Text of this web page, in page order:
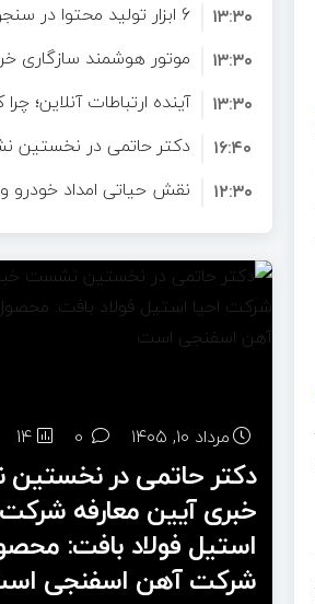
برای سلامتی است؟
6 ابزار تولید محتوا در سنجور که هر نویسنده به آن‌ها نیاز دارد
۱۳:۳۰
موتور هوشمند سازگاری
۱۳:۳۰
آینده ارتباطات آنلاین؛
۱۳:۳۰
دکتر حاتمی در نخستین
فولاد بافت: محصول
۱۶:۴۰
نقش حیاتی امداد خودرو
نجات‌دهندگان در لحظات
۱۲:۳۰
مرداد ۱۰, ۱۴۰۵ 14
دکتر حاتمی در
خبری آیین معارفه
استیل فولاد بافت:
شرکت آهن اسفنجی